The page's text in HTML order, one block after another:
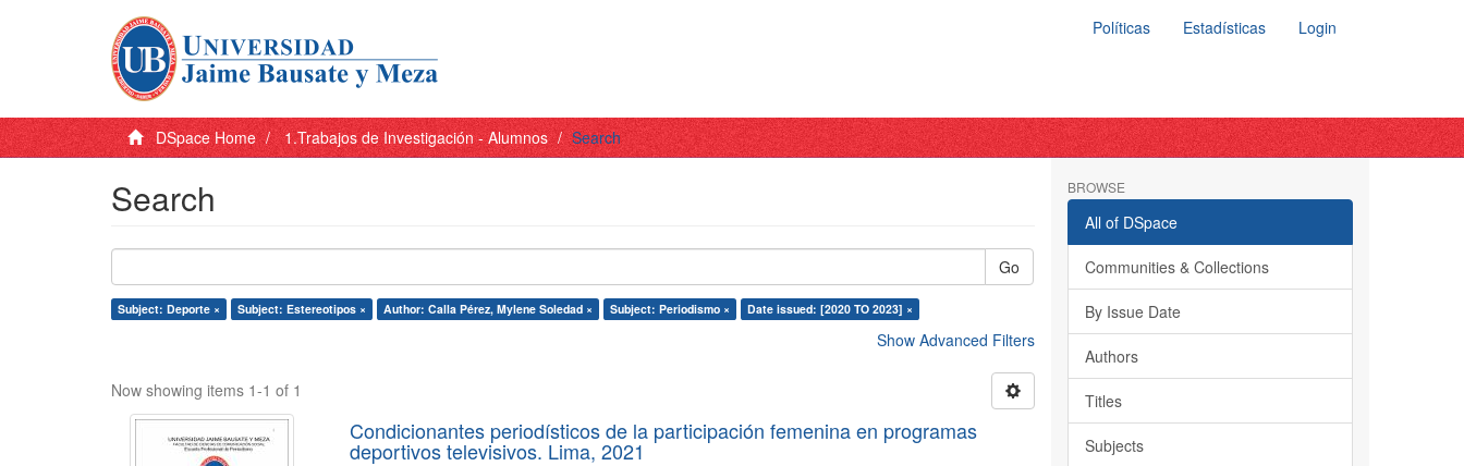
Políticas Estadísticas Login
DSpace Home 1.Trabajos de Investigación - Alumnos Search
Search
Go
Subject: Deporte × Subject: Estereotipos × Author: Calla Pérez, Mylene Soledad × Subject: Periodismo × Date issued: [2020 TO 2023] ×
Show Advanced Filters
Now showing items 1-1 of 1
Condicionantes periodísticos de la participación femenina en programas
deportivos televisivos. Lima, 2021
BROWSE
All of DSpace
Communities & Collections
By Issue Date
Authors
Titles
Subjects